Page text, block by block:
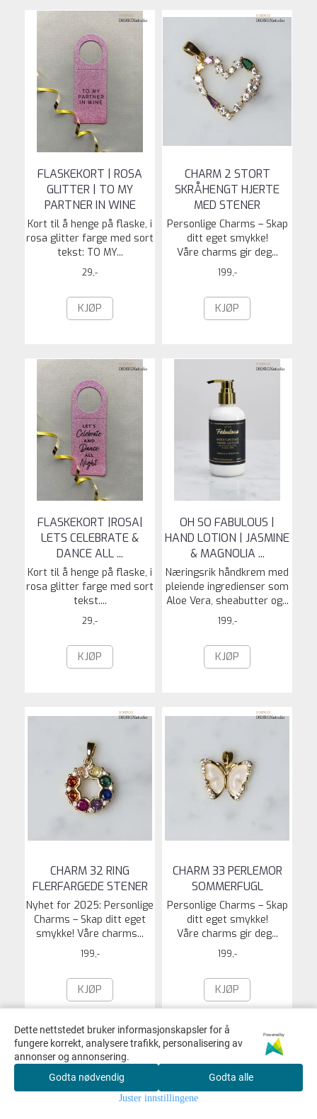
FLASKEKORT | ROSA
GLITTER | TO MY
PARTNER IN WINE
Kort til å henge på flaske, i
rosa glitter farge med sort
tekst: TO MY...
29,-
KJØP
CHARM 2 STORT
SKRÅHENGT HJERTE
MED STENER
Personlige Charms – Skap
ditt eget smykke!
Våre charms gir deg...
199,-
KJØP
FLASKEKORT |ROSA|
LETS CELEBRATE &
DANCE ALL ...
Kort til å henge på flaske, i
rosa glitter farge med sort
tekst....
29,-
KJØP
OH SO FABULOUS |
HAND LOTION | JASMINE
& MAGNOLIA ...
Næringsrik håndkrem med
pleiende ingredienser som
Aloe Vera, sheabutter og...
199,-
KJØP
CHARM 32 RING
FLERFARGEDE STENER
Nyhet for 2025: Personlige
Charms – Skap ditt eget
smykke! Våre charms...
199,-
KJØP
CHARM 33 PERLEMOR
SOMMERFUGL
Personlige Charms – Skap
ditt eget smykke!
Våre charms gir deg...
199,-
KJØP
Dette nettstedet bruker informasjonskapsler for å
fungere korrekt, analysere trafikk, personalisering av
annonser og annonsering.
Powered by
Godta nødvendig Godta alle
Juster innstillingene